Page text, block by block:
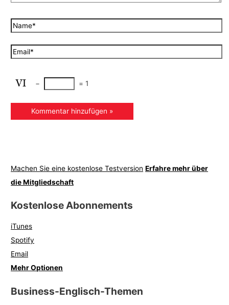
− = 1
Machen Sie eine kostenlose Testversion Erfahre mehr über
die Mitgliedschaft
Kostenlose Abonnements
iTunes
Spotify
Email
Mehr Optionen
Business-Englisch-Themen